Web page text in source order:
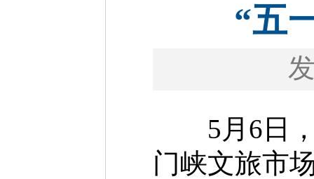
“五
5月6日，
门峡文旅市